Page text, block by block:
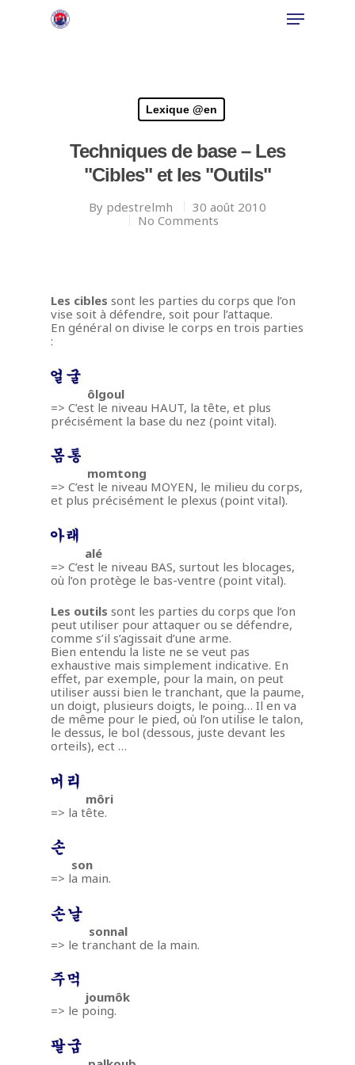
Hit enter to search or ESC to close
Lexique @en
Techniques de base – Les
"Cibles" et les "Outils"
By pdestrelmh
30 août 2010
No Comments
Les cibles sont les parties du corps que l’on
vise soit à défendre, soit pour l’attaque.
En général on divise le corps en trois parties
:
ôlgoul
=> C’est le niveau HAUT, la tête, et plus
précisément la base du nez (point vital).
momtong
=> C’est le niveau MOYEN, le milieu du corps,
et plus précisément le plexus (point vital).
alé
=> C’est le niveau BAS, surtout les blocages,
où l’on protège le bas-ventre (point vital).
Les outils sont les parties du corps que l’on
peut utiliser pour attaquer ou se défendre,
comme s’il s’agissait d’une arme.
Bien entendu la liste ne se veut pas
exhaustive mais simplement indicative. En
effet, par exemple, pour la main, on peut
utiliser aussi bien le tranchant, que la paume,
un doigt, plusieurs doigts, le poing… Il en va
de même pour le pied, où l’on utilise le talon,
le dessus, le bol (dessous, juste devant les
orteils), ect …
môri
=> la tête.
son
=> la main.
sonnal
=> le tranchant de la main.
joumôk
=> le poing.